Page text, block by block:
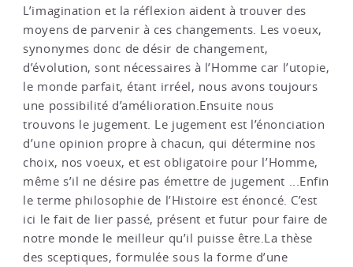
L’imagination et la réflexion aident à trouver des
moyens de parvenir à ces changements. Les voeux,
synonymes donc de désir de changement,
d’évolution, sont nécessaires à l’Homme car l’utopie,
le monde parfait, étant irréel, nous avons toujours
une possibilité d’amélioration.Ensuite nous
trouvons le jugement. Le jugement est l’énonciation
d’une opinion propre à chacun, qui détermine nos
choix, nos voeux, et est obligatoire pour l’Homme,
même s’il ne désire pas émettre de jugement ...Enfin
le terme philosophie de l’Histoire est énoncé. C’est
ici le fait de lier passé, présent et futur pour faire de
notre monde le meilleur qu’il puisse être.La thèse
des sceptiques, formulée sous la forme d’une